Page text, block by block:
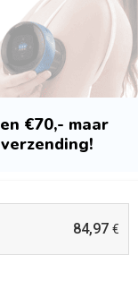
€70,- maar
84,97 €